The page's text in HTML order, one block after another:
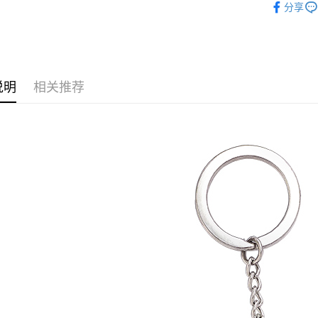
每笔
7-11取貨
每笔
付款後7-
每笔
刃
■文
分享
明 相关推荐